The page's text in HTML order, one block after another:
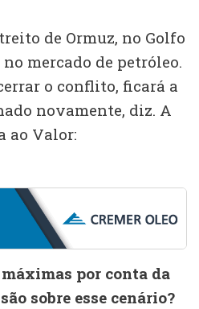
de Ormuz, no Golfo
mercado de petróleo.
o conflito, ficará a
novamente, diz. A
ao Valor:
por conta da
sobre esse cenário?